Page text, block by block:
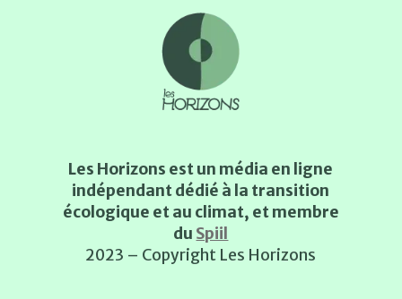
Les Horizons est un média en ligne
indépendant dédié à la transition
écologique et au climat, et membre
du Spiil
2023 – Copyright Les Horizons